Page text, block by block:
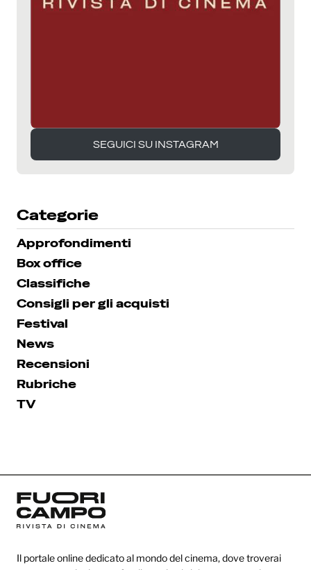
SEGUICI SU INSTAGRAM
Categorie
Approfondimenti
Box office
Classifiche
Consigli per gli acquisti
Festival
News
Recensioni
Rubriche
TV
Il portale online dedicato al mondo del cinema, dove troverai